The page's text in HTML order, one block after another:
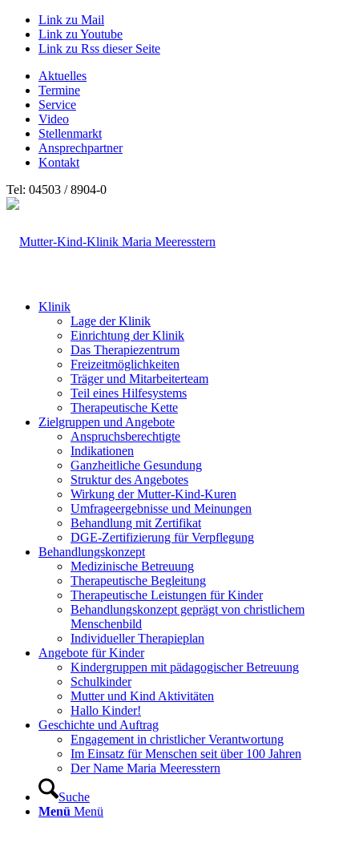
Link zu Mail
Link zu Youtube
Link zu Rss dieser Seite
Aktuelles
Termine
Service
Video
Stellenmarkt
Ansprechpartner
Kontakt
Tel: 04503 / 8904-0
Klinik
Lage der Klinik
Einrichtung der Klinik
Das Therapiezentrum
Freizeitmöglichkeiten
Träger und Mitarbeiterteam
Teil eines Hilfesystems
Therapeutische Kette
Zielgruppen und Angebote
Anspruchsberechtigte
Indikationen
Ganzheitliche Gesundung
Struktur des Angebotes
Wirkung der Mutter-Kind-Kuren
Umfrageergebnisse und Meinungen
Behandlung mit Zertifikat
DGE-Zertifizierung für Verpflegung
Behandlungskonzept
Medizinische Betreuung
Therapeutische Begleitung
Therapeutische Leistungen für Kinder
Behandlungskonzept geprägt von christlichem
Menschenbild
Individueller Therapieplan
Angebote für Kinder
Kindergruppen mit pädagogischer Betreuung
Schulkinder
Mutter und Kind Aktivitäten
Hallo Kinder!
Geschichte und Auftrag
Engagement in christlicher Verantwortung
Im Einsatz für Menschen seit über 100 Jahren
Der Name Maria Meeresstern
Suche
Menü Menü